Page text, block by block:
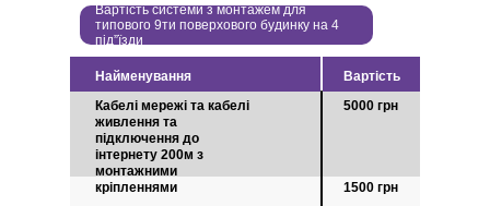
Вартість системи з монтажем для
типового 9ти поверхового будинку на 4
під”їзди
Найменування
Кабелі мережі та кабелі
живлення та
підключення до
інтернету 200м з
монтажними
кріпленнями
Вартість
5000 грн
1500 грн